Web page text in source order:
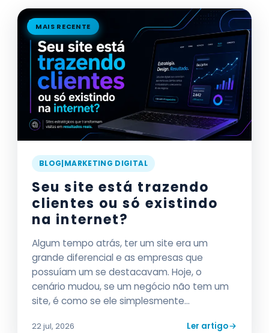
MAIS RECENTE
BLOG|MARKETING DIGITAL
Seu site está trazendo
clientes ou só existindo
na internet?
Algum tempo atrás, ter um site era um
grande diferencial e as empresas que
possuíam um se destacavam. Hoje, o
cenário mudou, se um negócio não tem um
site, é como se ele simplesmente...
22 jul, 2026 Ler artigo